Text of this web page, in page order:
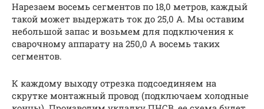
Нарезаем восемь сегментов по 18,0 метров, каждый
такой может выдержать ток до 25,0 А. Мы оставим
небольшой запас и возьмем для подключения к
сварочному аппарату на 250,0 А восемь таких
сегментов.
К каждому выходу отрезка подсоединяем на
скрутке монтажный провод (подключаем холодные